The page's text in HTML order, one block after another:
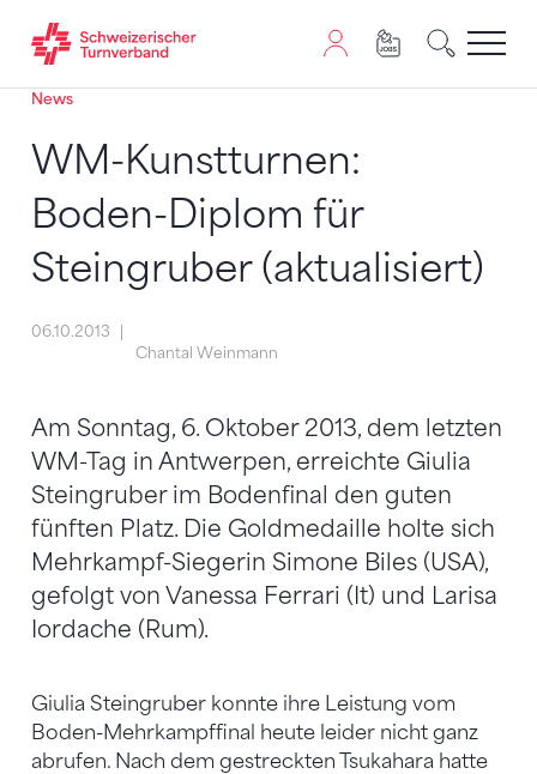
Zum Inhalt springen
Zur Sitemap navigieren
Zum Navigieren dieser Seite wird JavaScript benötigt.
News
WM-Kunstturnen:
Boden-Diplom für
Steingruber (aktualisiert)
06.10.2013
Chantal Weinmann
Am Sonntag, 6. Oktober 2013, dem letzten
WM-Tag in Antwerpen, erreichte Giulia
Steingruber im Bodenfinal den guten
fünften Platz. Die Goldmedaille holte sich
Mehrkampf-Siegerin Simone Biles (USA),
gefolgt von Vanessa Ferrari (It) und Larisa
Iordache (Rum).
Giulia Steingruber konnte ihre Leistung vom
Boden-Mehrkampffinal heute leider nicht ganz
abrufen. Nach dem gestreckten Tsukahara hatte